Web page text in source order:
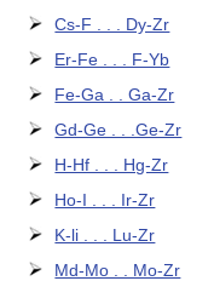
Cs-F . . . Dy-Zr
Er-Fe . . . F-Yb
Fe-Ga . . Ga-Zr
Gd-Ge . . .Ge-Zr
H-Hf . . . Hg-Zr
Ho-I . . . Ir-Zr
K-li . . . Lu-Zr
Md-Mo . . Mo-Zr